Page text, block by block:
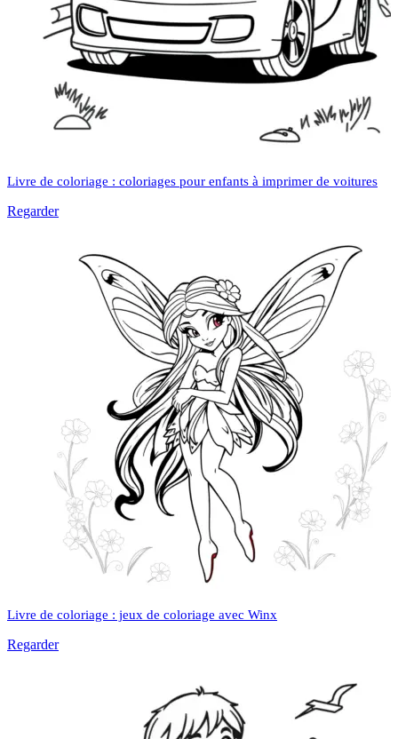
Livre de coloriage : coloriages pour enfants à imprimer de voitures
Regarder
Livre de coloriage : jeux de coloriage avec Winx
Regarder